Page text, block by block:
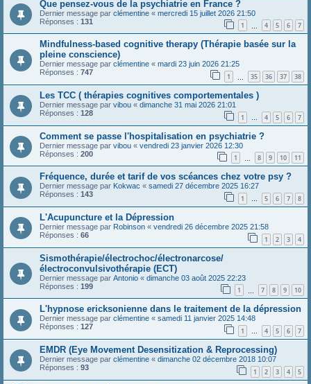
Que pensez-vous de la psychiatrie en France ?
Dernier message par clémentine « mercredi 15 juillet 2026 21:50
Réponses : 131 1 4 5 6 7
Mindfulness-based cognitive therapy (Thérapie basée sur la
pleine conscience)
Dernier message par clémentine « mardi 23 juin 2026 21:25
Réponses : 747 1 35 36 37 38
Les TCC ( thérapies cognitives comportementales )
Dernier message par vibou « dimanche 31 mai 2026 21:01
Réponses : 128 1 … 4 5 6 7
Comment se passe l'hospitalisation en psychiatrie ?
Dernier message par vibou « vendredi 23 janvier 2026 12:30
Réponses : 200 1 8 9 10 11
Fréquence, durée et tarif de vos scéances chez votre psy ?
Dernier message par Kokwac « samedi 27 décembre 2025 16:27
Réponses : 143 1 … 5 6 7 8
L'Acupuncture et la Dépression
Dernier message par Robinson « vendredi 26 décembre 2025 21:58
Réponses : 66 1 2 3 4
Sismothérapie/électrochoc/électronarcose/
électroconvulsivothérapie (ECT)
Dernier message par Antonio « dimanche 03 août 2025 22:23
Réponses : 199 1 7 8 9 10
L'hypnose ericksonienne dans le traitement de la dépression
Dernier message par clémentine « samedi 11 janvier 2025 14:48
Réponses : 127 1 … 4 5 6 7
EMDR (Eye Movement Desensitization & Reprocessing)
Dernier message par clémentine « dimanche 02 décembre 2018 10:07
Réponses : 93 1 2 3 4 5